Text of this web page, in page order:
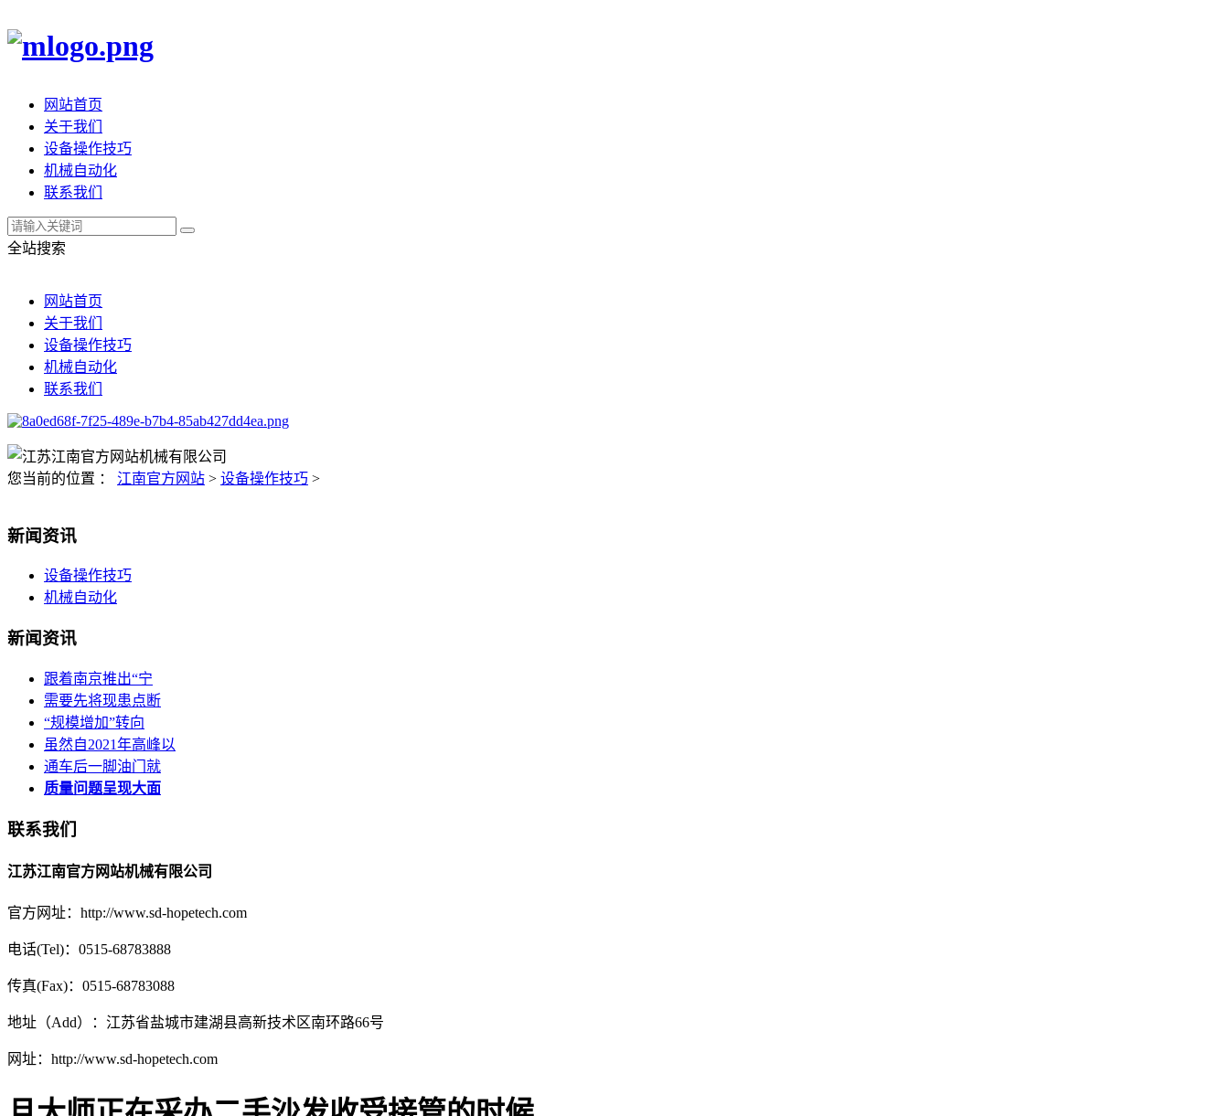
网站首页
关于我们
设备操作技巧
机械自动化
联系我们
全站搜索
网站首页
关于我们
设备操作技巧
机械自动化
联系我们
您当前的位置 ： 江南官方网站 > 设备操作技巧 >
新闻资讯
设备操作技巧
机械自动化
新闻资讯
跟着南京推出“宁
需要先将现患点断
“规模增加”转向
虽然自2021年高峰以
通车后一脚油门就
质量问题呈现大面
联系我们
江苏江南官方网站机械有限公司
官方网址：http://www.sd-hopetech.com
电话(Tel)：0515-68783888
传真(Fax)：0515-68783088
地址（Add）：江苏省盐城市建湖县高新技术区南环路66号
网址：http://www.sd-hopetech.com